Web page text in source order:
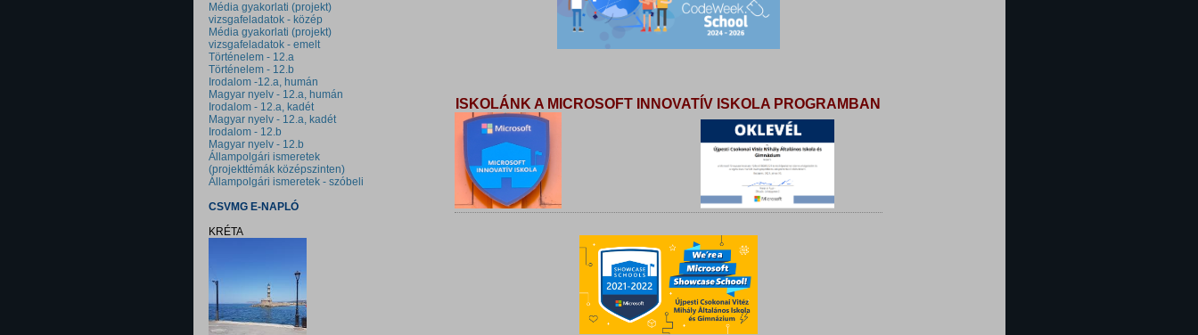
Média gyakorlati (projekt)
vizsgafeladatok - közép
Média gyakorlati (projekt)
vizsgafeladatok - emelt
Történelem - 12.a
Történelem - 12.b
Irodalom -12.a, humán
Magyar nyelv - 12.a, humán
Irodalom - 12.a, kadét
Magyar nyelv - 12.a, kadét
Irodalom - 12.b
Magyar nyelv - 12.b
Állampolgári ismeretek
(projekttémák középszinten)
Állampolgári ismeretek - szóbeli
CSVMG E-NAPLÓ
KRÉTA
ISKOLÁNK A MICROSOFT INNOVATÍV ISKOLA PROGRAMBAN